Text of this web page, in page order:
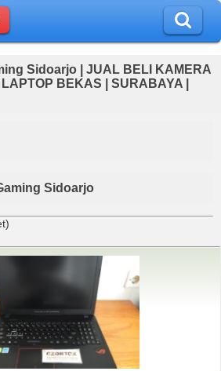
Sidoarjo | JUAL BELI KAMERA
BEKAS | SURABAYA |
Sidoarjo